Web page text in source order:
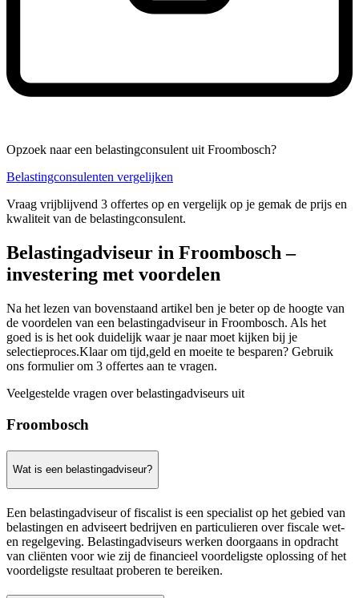
Opzoek naar een belastingconsulent uit Froombosch?
Belastingconsulenten vergelijken
Vraag vrijblijvend 3 offertes op en vergelijk op je gemak de prijs en
kwaliteit van de belastingconsulent.
Belastingadviseur in Froombosch –
investering met voordelen
Na het lezen van bovenstaand artikel ben je beter op de hoogte van
de voordelen van een belastingadviseur in Froombosch. Als het
goed is is het ook duidelijk waar je naar moet kijken bij je
selectieproces.Klaar om tijd,geld en moeite te besparen? Gebruik
ons formulier om 3 offertes aan te vragen.
Veelgestelde vragen over belastingadviseurs uit
Froombosch
Wat is een belastingadviseur?
Een belastingadviseur of fiscalist is een specialist op het gebied van
belastingen en adviseert bedrijven en particulieren over fiscale wet-
en regelgeving. Belastingadviseurs werken doorgaans in opdracht
van cliënten voor wie zij de financieel voordeligste oplossing of het
voordeligste resultaat proberen te bereiken.